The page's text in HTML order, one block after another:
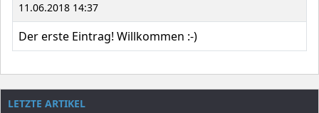
11.06.2018 14:37
Der erste Eintrag! Willkommen :-)
LETZTE ARTIKEL